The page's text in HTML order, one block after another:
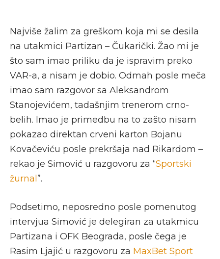
Najviše žalim za greškom koja mi se desila
na utakmici Partizan – Čukarički. Žao mi je
što sam imao priliku da je ispravim preko
VAR-a, a nisam je dobio. Odmah posle meča
imao sam razgovor sa Aleksandrom
Stanojevićem, tadašnjim trenerom crno-
belih. Imao je primedbu na to zašto nisam
pokazao direktan crveni karton Bojanu
Kovačeviću posle prekršaja nad Rikardom –
rekao je Simović u razgovoru za “Sportski
žurnal ”.
Podsetimo, neposredno posle pomenutog
intervjua Simović je delegiran za utakmicu
Partizana i OFK Beograda, posle čega je
Rasim Ljajić u razgovoru za MaxBet Sport